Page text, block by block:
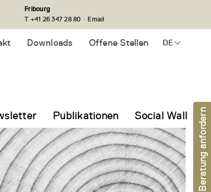
Fribourg
T +41 26 347 28 80 · Email
Downloads Offene Stellen DE
Publikationen Social Wall Beratung anfordern